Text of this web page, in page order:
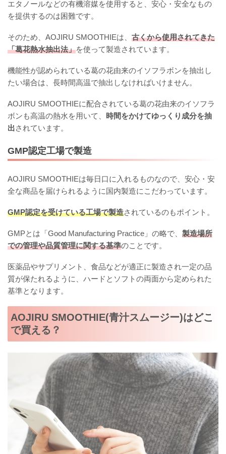
エタノールなどの有機溶媒を使用すると、安心・安全なもの
を提供するのは困難です。
そのため、AOJIRU SMOOTHIEは、 古くから使用されてきた
「葛花熱水抽出法」を使って製造されています。
機能性が認められている葛の花由来のイソフラボンを抽出し
たい場合は、長時間高温で抽出しなければいけません。
AOJIRU SMOOTHIEに配合されている葛の花由来のイソフラ
ボンも高温の熱水を用いて、 時間をかけてゆっくり成分を抽
出されています。
GMP認定工場で製造
AOJIRU SMOOTHIEは毎日口に入れるものなので、安心・安
全な商品を届けられるように国内製造にこだわっています。
GMP認定を受けている工場で製造されているのもポイント。
GMPとは「Good Manufacturing Practice」の略で、 製造場所
での管理や品質管理に関する基準のことです。
医薬品やサプリメント、食品などが適正に製造され一定の品
質が保たれるように、ハードとソフトの両面から定められた
基準となります。
AOJIRU SMOOTHIE(青汁スムージー)はどこ
で買える？